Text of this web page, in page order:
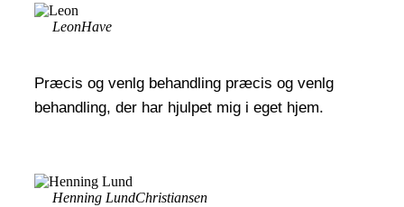
LeonHave
Præcis og venlg behandling præcis og venlg
behandling, der har hjulpet mig i eget hjem.
Henning LundChristiansen